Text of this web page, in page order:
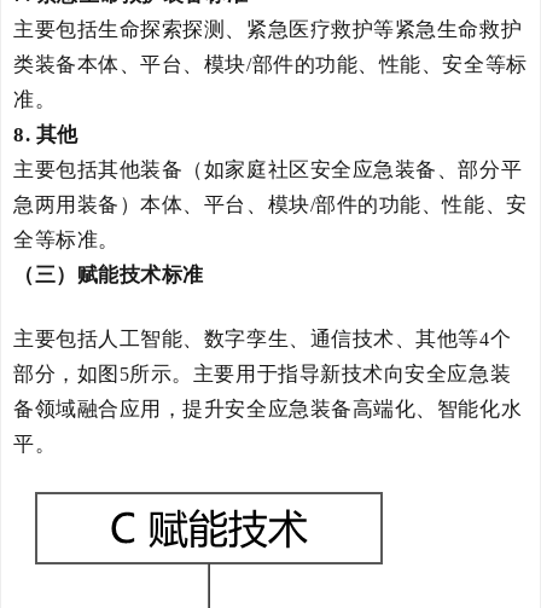
主要包括生命探索探测、紧急医疗救护等紧急生命救护
类装备本体、平台、模块/部件的功能、性能、安全等标
准。
8. 其他
主要包括其他装备（如家庭社区安全应急装备、部分平
急两用装备）本体、平台、模块/部件的功能、性能、安
全等标准。
（三） 赋能技术标准
主要包括人工智能、数字孪生 、通信技术、其他等4个
部分，如图 5所示。主要用于指导新技术向安全应急装
备领域融合应用，提升安全应急装备高端化、 智能化水
平。